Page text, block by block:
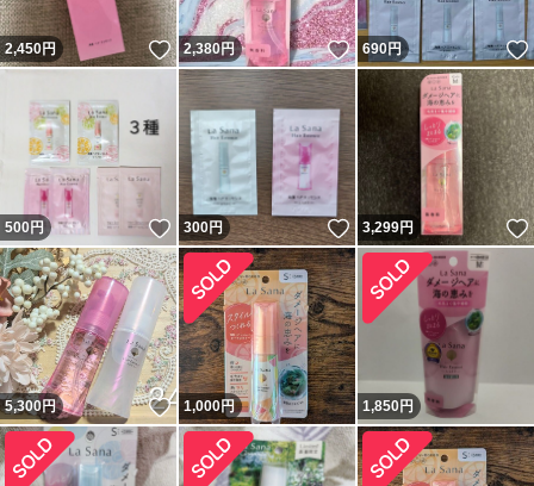
2,450円 いいね！
2,380円 いいね！
690円
500円 いいね！
300円 いいね！
3,299円
5,300円 いいね！
1,000円 1,850円